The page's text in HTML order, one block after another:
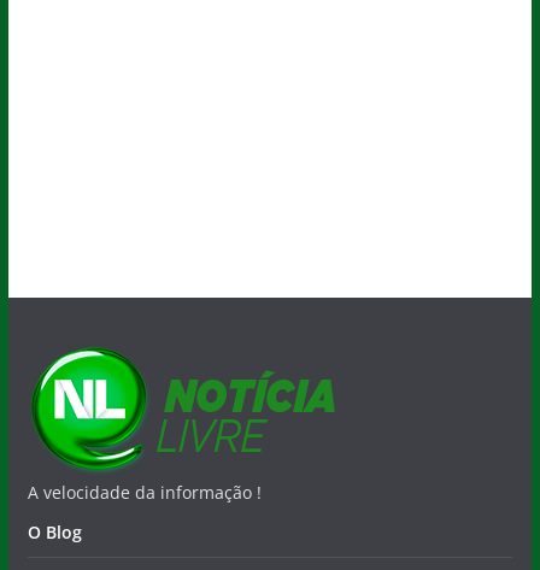
A velocidade da informação !
O Blog